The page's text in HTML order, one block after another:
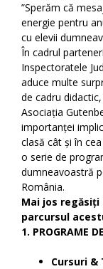
”Sperăm că
energie pentru
cu elevii
În cadrul
Inspectoratele
aduce multe
de cadru
Asociația
importanței
clasă cât și în
o serie de
dumneavoastră
România.
Mai jos
parcursul
1. PROGRAME
Cursuri